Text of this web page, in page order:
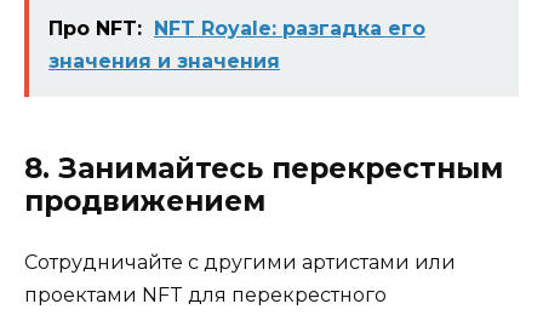
Про NFT: NFT Royale: разгадка его
значения и значения
8. Занимайтесь перекрестным
продвижением
Сотрудничайте с другими артистами или
проектами NFT для перекрестного